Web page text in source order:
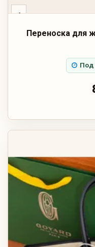
‹
Переноска для
Под